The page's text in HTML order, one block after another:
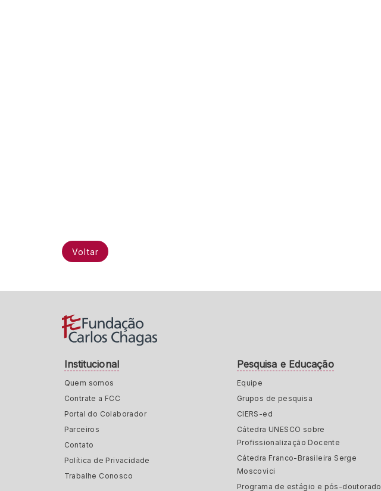
Voltar
Institucional
Quem somos
Contrate a FCC
Portal do Colaborador
Parceiros
Contato
Política de Privacidade
Trabalhe Conosco
Pesquisa e Educação
Equipe
Grupos de pesquisa
CIERS-ed
Cátedra UNESCO sobre
Profissionalização Docente
Cátedra Franco-Brasileira Serge
Moscovici
Programa de estágio e pós-doutorado